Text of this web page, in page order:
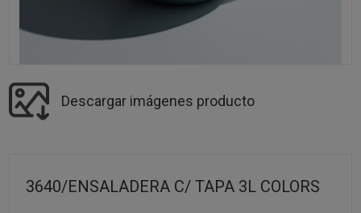
Descargar imágenes producto
3640/ENSALADERA C/ TAPA 3L COLORS